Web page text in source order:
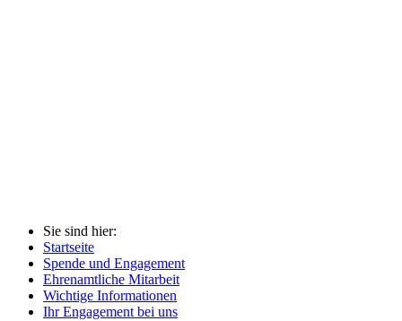
Sie sind hier:
Startseite
Spende und Engagement
Ehrenamtliche Mitarbeit
Wichtige Informationen
Ihr Engagement bei uns